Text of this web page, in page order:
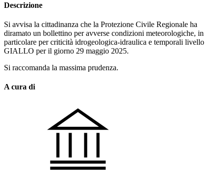
Descrizione
Si avvisa la cittadinanza che la Protezione Civile Regionale ha
diramato un bollettino per avverse condizioni meteorologiche, in
particolare per criticità idrogeologica-idraulica e temporali livello
GIALLO per il giorno 29 maggio 2025.
Si raccomanda la massima prudenza.
A cura di